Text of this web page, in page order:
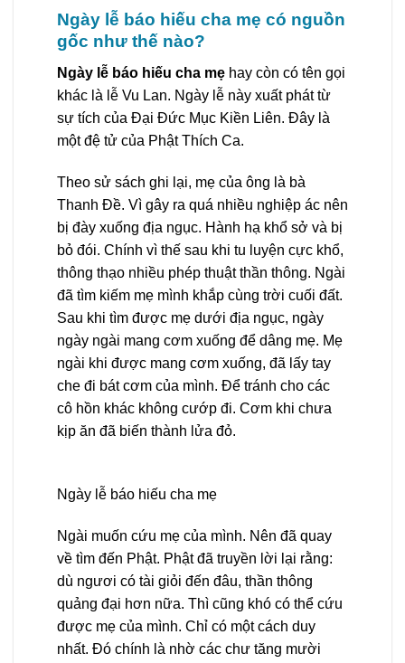
Ngày lễ báo hiếu cha mẹ có nguồn
gốc như thế nào?
Ngày lễ báo hiếu cha mẹ hay còn có tên gọi
khác là lễ Vu Lan. Ngày lễ này xuất phát từ
sự tích của Đại Đức Mục Kiền Liên. Đây là
một đệ tử của Phật Thích Ca.
Theo sử sách ghi lại, mẹ của ông là bà
Thanh Đề. Vì gây ra quá nhiều nghiệp ác nên
bị đày xuống địa ngục. Hành hạ khổ sở và bị
bỏ đói. Chính vì thế sau khi tu luyện cực khổ,
thông thạo nhiều phép thuật thần thông. Ngài
đã tìm kiếm mẹ mình khắp cùng trời cuối đất.
Sau khi tìm được mẹ dưới địa ngục, ngày
ngày ngài mang cơm xuống để dâng mẹ. Mẹ
ngài khi được mang cơm xuống, đã lấy tay
che đi bát cơm của mình. Để tránh cho các
cô hồn khác không cướp đi. Cơm khi chưa
kịp ăn đã biến thành lửa đỏ.
Ngày lễ báo hiếu cha mẹ
Ngài muốn cứu mẹ của mình. Nên đã quay
về tìm đến Phật. Phật đã truyền lời lại rằng:
dù ngươi có tài giỏi đến đâu, thần thông
quảng đại hơn nữa. Thì cũng khó có thể cứu
được mẹ của mình. Chỉ có một cách duy
nhất. Đó chính là nhờ các chư tăng mười